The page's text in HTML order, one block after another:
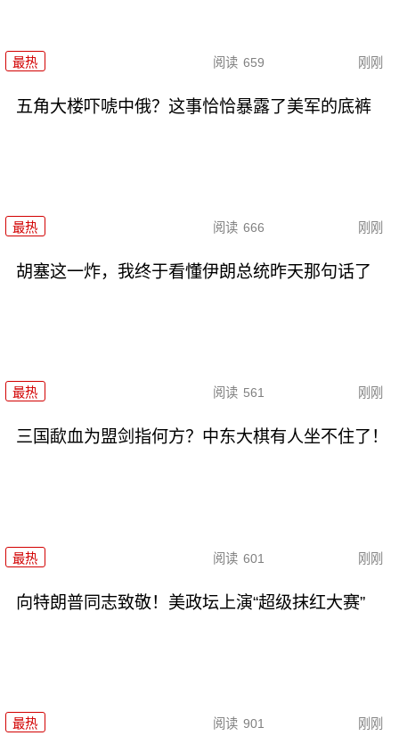
最热 阅读 659 刚刚
五角大楼吓唬中俄？这事恰恰暴露了美军的底裤
最热 阅读 666 刚刚
胡塞这一炸，我终于看懂伊朗总统昨天那句话了
最热 阅读 561 刚刚
三国歃血为盟剑指何方？中东大棋有人坐不住了！
最热 阅读 601 刚刚
向特朗普同志致敬！美政坛上演“超级抹红大赛”
最热 阅读 901 刚刚